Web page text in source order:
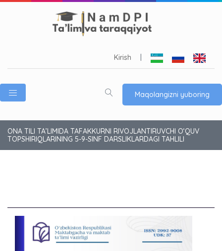
Kirish
Maqolangizni yuboring
ONA TILI TA’LIMIDA TAFAKKURNI RIVOJLANTIRUVCHI O‘QUV
TOPSHIRIQLARINING 5-9-SINF DARSLIKLARDAGI TAHLILI